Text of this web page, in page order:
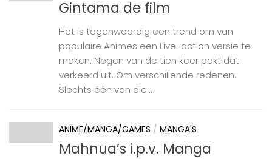
Gintama de film
Het is tegenwoordig een trend om van
populaire Animes een Live-action versie te
maken. Negen van de tien keer pakt dat
verkeerd uit. Om verschillende redenen.
Slechts één van die...
ANIME/MANGA/GAMES / MANGA'S
Mahnua’s i.p.v. Manga